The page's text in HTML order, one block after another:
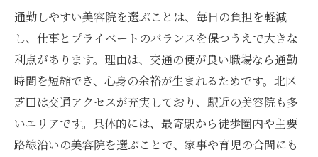
通勤しやすい美容院を選ぶことは、毎日の負担を軽減
し、仕事とプライベートのバランスを保つうえで大きな
利点があります。理由は、交通の便が良い職場なら通勤
時間を短縮でき、心身の余裕が生まれるためです。北区
芝田は交通アクセスが充実しており、駅近の美容院も多
いエリアです。具体的には、最寄駅から徒歩圏内や主要
路線沿いの美容院を選ぶことで、家事や育児の合間にも